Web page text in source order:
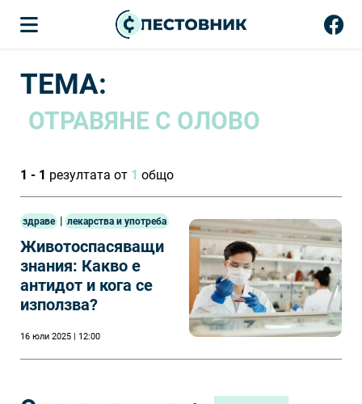
ТЕМА:
ОТРАВЯНЕ С ОЛОВО
1 - 1 резултата от 1 общо
здраве | лекарства и употреба
Животоспасяващи
знания: Какво е
антидот и кога се
използва?
16 юли 2025 | 12:00